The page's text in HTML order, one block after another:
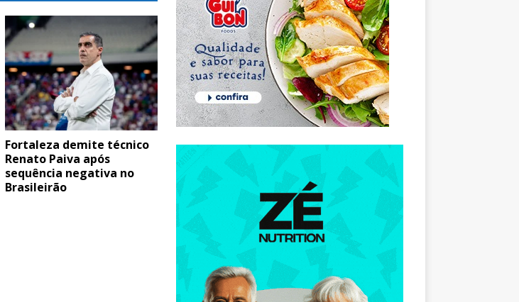
Fortaleza demite técnico
Renato Paiva após
sequência negativa no
Brasileirão